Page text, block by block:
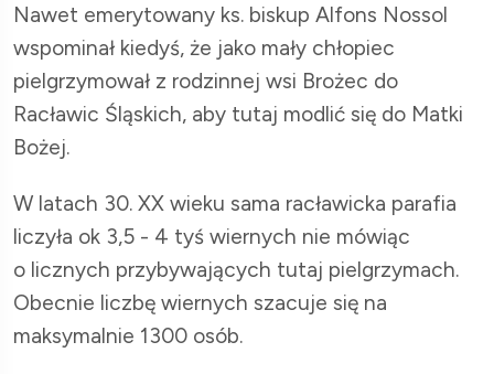
Nawet emerytowany ks. biskup Alfons Nossol
wspominał kiedyś, że jako mały chłopiec
pielgrzymował z rodzinnej wsi Brożec do
Racławic Śląskich, aby tutaj modlić się do Matki
Bożej.
W latach 30. XX wieku sama racławicka parafia
liczyła ok 3,5 - 4 tyś wiernych nie mówiąc
o licznych przybywających tutaj pielgrzymach.
Obecnie liczbę wiernych szacuje się na
maksymalnie 1300 osób.